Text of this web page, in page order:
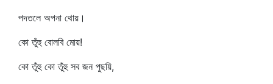
পদতলে অপনা থোয়।
কো তুঁহু বোলবি মোয়!
কো তুঁহু কো তুঁহু সব জন পুছয়ি,